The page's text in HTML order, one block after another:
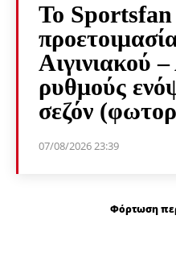
Το Sportsfan
Αιγινιακού –
ρυθμούς
σεζόν
07/08/2026 23:39
Φόρτωση